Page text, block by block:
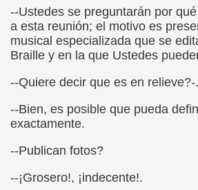
--Ustedes se preguntarán por
a esta reunión; el motivo es
musical especializada que se
Braille y en la que Ustedes
--Quiere decir que es en
--Bien, es posible que pueda
exactamente.
--Publican fotos?
--¡Grosero!, ¡indecente!.
Figueroa)
(Puri Águila)
las Oposiciones (Elena Rodrigo)
de la Educación Especial
Mi Vida (Teresa Bornez Abascal)
Pérez)